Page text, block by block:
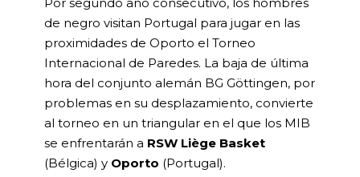
de negro visitan Portugal para jugar en las
proximidades de Oporto el Torneo
Internacional de Paredes. La baja de última
hora del conjunto alemán BG Göttingen, por
problemas en su desplazamiento, convierte
al torneo en un triangular en el que los MIB
se enfrentarán a RSW Liège Basket
(Bélgica) y Oporto (Portugal).